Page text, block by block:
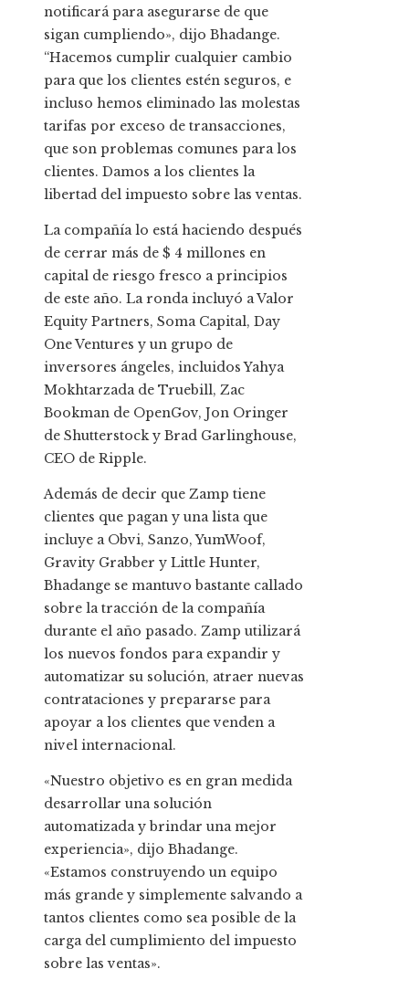
notificará para asegurarse de que
sigan cumpliendo», dijo Bhadange.
“Hacemos cumplir cualquier cambio
para que los clientes estén seguros, e
incluso hemos eliminado las molestas
tarifas por exceso de transacciones,
que son problemas comunes para los
clientes. Damos a los clientes la
libertad del impuesto sobre las ventas.
La compañía lo está haciendo después
de cerrar más de $ 4 millones en
capital de riesgo fresco a principios
de este año. La ronda incluyó a Valor
Equity Partners, Soma Capital, Day
One Ventures y un grupo de
inversores ángeles, incluidos Yahya
Mokhtarzada de Truebill, Zac
Bookman de OpenGov, Jon Oringer
de Shutterstock y Brad Garlinghouse,
CEO de Ripple.
Además de decir que Zamp tiene
clientes que pagan y una lista que
incluye a Obvi, Sanzo, YumWoof,
Gravity Grabber y Little Hunter,
Bhadange se mantuvo bastante callado
sobre la tracción de la compañía
durante el año pasado. Zamp utilizará
los nuevos fondos para expandir y
automatizar su solución, atraer nuevas
contrataciones y prepararse para
apoyar a los clientes que venden a
nivel internacional.
«Nuestro objetivo es en gran medida
desarrollar una solución
automatizada y brindar una mejor
experiencia», dijo Bhadange.
«Estamos construyendo un equipo
más grande y simplemente salvando a
tantos clientes como sea posible de la
carga del cumplimiento del impuesto
sobre las ventas».